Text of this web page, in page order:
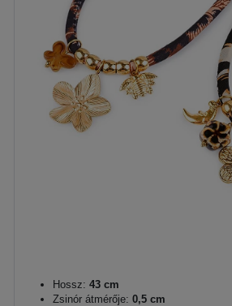
Hossz: 43 cm
Zsinór átmérője: 0,5 cm